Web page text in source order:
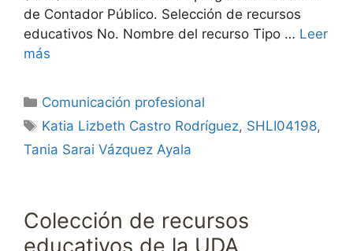
de Contador Público. Selección de recursos
educativos No. Nombre del recurso Tipo … Leer
más
Categorías
Comunicación profesional
Etiquetas
Katia Lizbeth Castro Rodríguez, SHLI04198,
Tania Sarai Vázquez Ayala
Colección de recursos
educativos de la UDA